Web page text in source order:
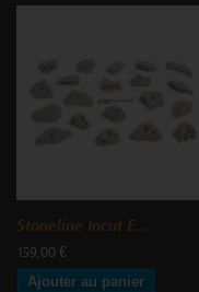
Stoneline Incut E...
159,00 €
Ajouter au panier